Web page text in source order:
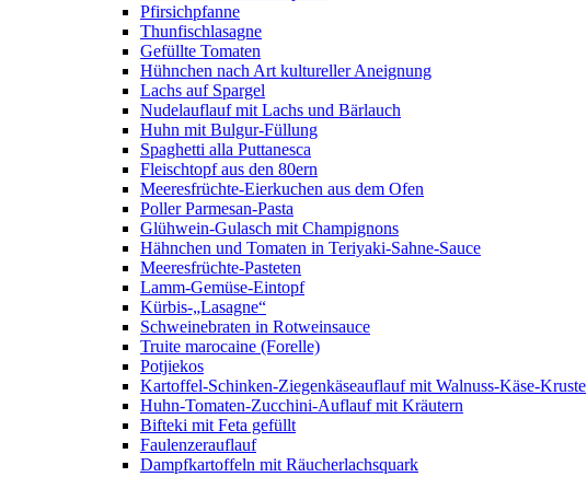
Pfirsichpfanne
Thunfischlasagne
Gefüllte Tomaten
Hühnchen nach Art kultureller Aneignung
Lachs auf Spargel
Nudelauflauf mit Lachs und Bärlauch
Huhn mit Bulgur-Füllung
Spaghetti alla Puttanesca
Fleischtopf aus den 80ern
Meeresfrüchte-Eierkuchen aus dem Ofen
Poller Parmesan-Pasta
Glühwein-Gulasch mit Champignons
Hähnchen und Tomaten in Teriyaki-Sahne-Sauce
Meeresfrüchte-Pasteten
Lamm-Gemüse-Eintopf
Kürbis-„Lasagne“
Schweinebraten in Rotweinsauce
Truite marocaine (Forelle)
Potjiekos
Kartoffel-Schinken-Ziegenkäseauflauf mit Walnuss-Käse-Kruste
Huhn-Tomaten-Zucchini-Auflauf mit Kräutern
Bifteki mit Feta gefüllt
Faulenzerauflauf
Dampfkartoffeln mit Räucherlachsquark